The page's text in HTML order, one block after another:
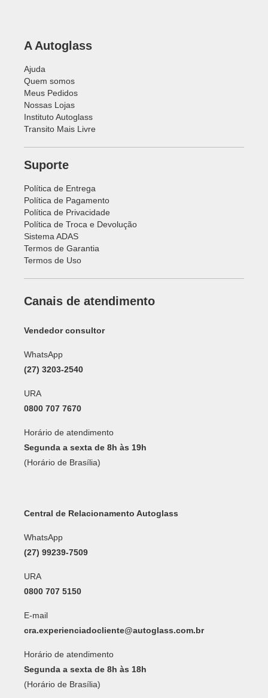
A Autoglass
Ajuda
Quem somos
Meus Pedidos
Nossas Lojas
Instituto Autoglass
Transito Mais Livre
Suporte
Política de Entrega
Política de Pagamento
Política de Privacidade
Política de Troca e Devolução
Sistema ADAS
Termos de Garantia
Termos de Uso
Canais de atendimento
Vendedor consultor
WhatsApp
(27) 3203-2540
URA
0800 707 7670
Horário de atendimento
Segunda a sexta de 8h às 19h
(Horário de Brasília)
Central de Relacionamento Autoglass
WhatsApp
(27) 99239-7509
URA
0800 707 5150
E-mail
cra.experienciadocliente@autoglass.com.br
Horário de atendimento
Segunda a sexta de 8h às 18h
(Horário de Brasília)